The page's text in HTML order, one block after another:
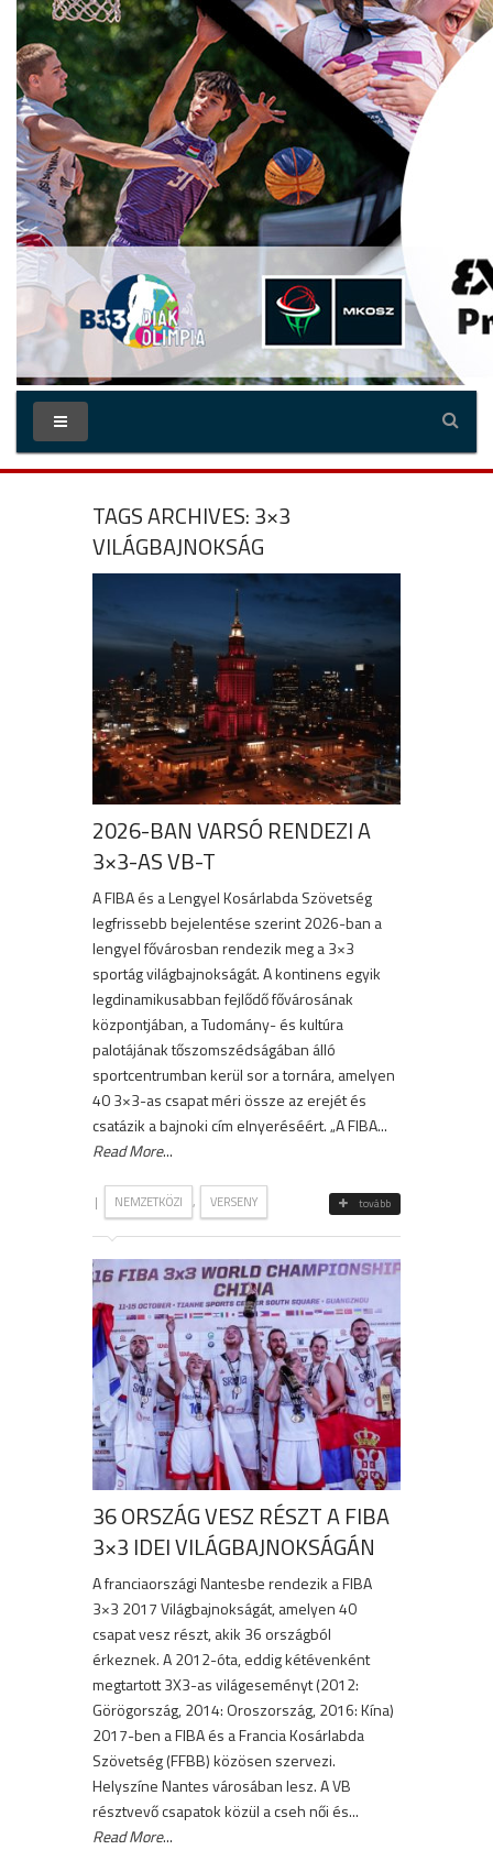
TAGS ARCHIVES: 3×3
VILÁGBAJNOKSÁG
2026-BAN VARSÓ RENDEZI A
3×3-AS VB-T
A FIBA és a Lengyel Kosárlabda Szövetség
legfrissebb bejelentése szerint 2026-ban a
lengyel fővárosban rendezik meg a 3×3
sportág világbajnokságát. A kontinens egyik
legdinamikusabban fejlődő fővárosának
központjában, a Tudomány- és kultúra
palotájának tőszomszédságában álló
sportcentrumban kerül sor a tornára, amelyen
40 3×3-as csapat méri össze az erejét és
csatázik a bajnoki cím elnyeréséért. „A FIBA...
Read More...
| NEMZETKÖZI , VERSENY tovább
36 ORSZÁG VESZ RÉSZT A FIBA
3×3 IDEI VILÁGBAJNOKSÁGÁN
A franciaországi Nantesbe rendezik a FIBA
3×3 2017 Világbajnokságát, amelyen 40
csapat vesz részt, akik 36 országból
érkeznek. A 2012-óta, eddig kétévenként
megtartott 3X3-as világeseményt (2012:
Görögország, 2014: Oroszország, 2016: Kína)
2017-ben a FIBA és a Francia Kosárlabda
Szövetség (FFBB) közösen szervezi.
Helyszíne Nantes városában lesz. A VB
résztvevő csapatok közül a cseh női és...
Read More...